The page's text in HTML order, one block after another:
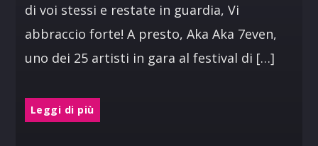
di voi stessi e restate in guardia, Vi
abbraccio forte! A presto, Aka Aka 7even,
uno dei 25 artisti in gara al festival di […]
Leggi di più